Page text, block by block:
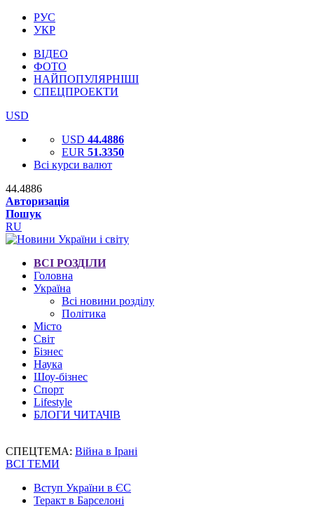
РУС
УКР
ВІДЕО
ФОТО
НАЙПОПУЛЯРНІШІ
СПЕЦПРОЕКТИ
USD
USD 44.4886
EUR 51.3350
Всі курси валют
44.4886
Авторизація
Пошук
RU
ВСІ РОЗДІЛИ
Головна
Україна
Всі новини розділу
Політика
Місто
Світ
Бізнес
Наука
Шоу-бізнес
Спорт
Lifestyle
БЛОГИ ЧИТАЧІВ
СПЕЦТЕМА: Війна в Ірані
ВСІ ТЕМИ
Вступ України в ЄС
Теракт в Барселоні